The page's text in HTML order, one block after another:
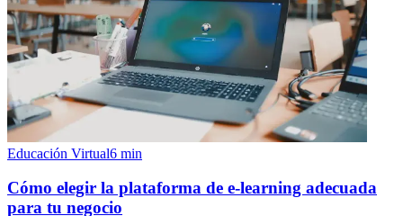
Educación Virtual6 min
Cómo elegir la plataforma de e-learning adecuada
para tu negocio